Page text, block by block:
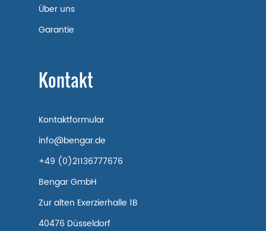
Über uns
Garantie
Kontakt
Kontaktformular
info@bengar.de
+49 (0)21136777676
Bengar GmbH
Zur alten Exerzierhalle 1B
40476 Düsseldorf